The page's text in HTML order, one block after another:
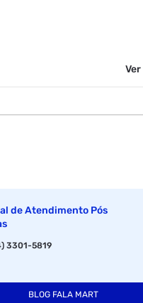
Ver
de Atendimento Pós
3301-5819
BLOG FALA MART